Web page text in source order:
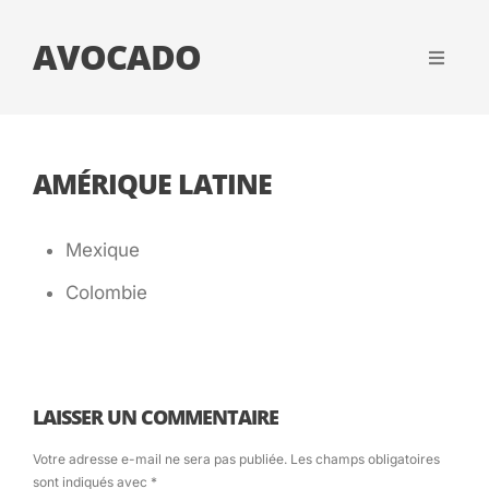
AVOCADO
AMÉRIQUE LATINE
Mexique
Colombie
LAISSER UN COMMENTAIRE
Votre adresse e-mail ne sera pas publiée. Les champs obligatoires
sont indiqués avec *